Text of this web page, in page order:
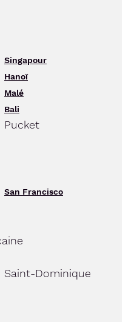
Singapour
Hanoï
Malé
Bali
Pucket
San Francisco
Saint-Dominique